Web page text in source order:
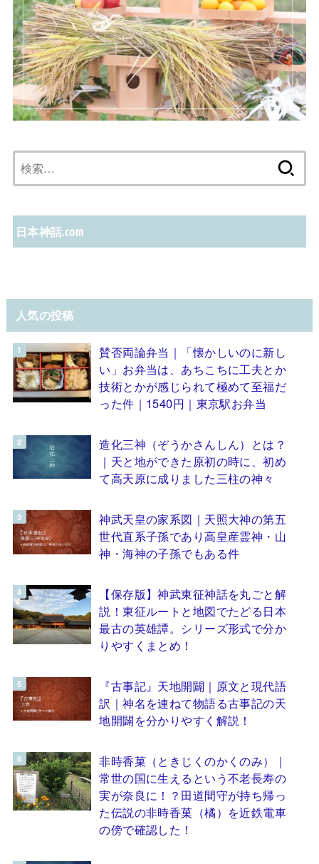
索:
日本神話.com
人気の投稿
賛否両論弁当｜「懐かしいのに新し
い」お弁当は、あちこちに工夫とか
技術とかが感じられて極めて至福だ
った件｜1540円｜東京駅お弁当
造化三神（ぞうかさんしん）とは？
｜天と地ができた原初の時に、初め
て高天原に成りました三柱の神々
神武天皇の家系図｜天照大神の第五
世代直系子孫であり高皇産霊神・山
神・海神の子孫でもある件
【保存版】神武東征神話を丸ごと解
説！東征ルートと地図でたどる日本
最古の英雄譚。シリーズ形式で分か
りやすくまとめ！
『古事記』天地開闢｜原文と現代語
訳｜神名を連ねて物語る古事記の天
地開闢を分かりやすく解説！
非時香菓（ときじくのかくのみ）｜
常世の国に生えるという不老長寿の
実が奈良に！？田道間守が持ち帰っ
た伝説の非時香菓（橘）を近鉄電車
の傍で確認した！